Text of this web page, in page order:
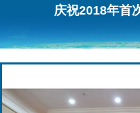
庆祝2018年首